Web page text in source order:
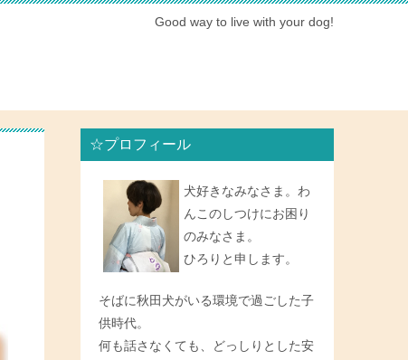
Good way to live with your dog!
☆プロフィール
犬好きなみなさま。わ
んこのしつけにお困り
のみなさま。
ひろりと申します。
そばに秋田犬がいる環境で過ごした子
供時代。
何も話さなくても、どっしりとした安